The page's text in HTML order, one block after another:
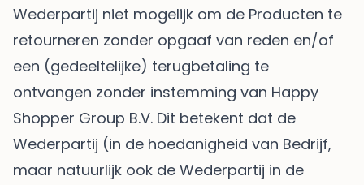
Wederpartij niet mogelijk om de Producten te
retourneren zonder opgaaf van reden en/of
een (gedeeltelijke) terugbetaling te
ontvangen zonder instemming van Happy
Shopper Group B.V. Dit betekent dat de
Wederpartij (in de hoedanigheid van Bedrijf,
maar natuurlijk ook de Wederpartij in de